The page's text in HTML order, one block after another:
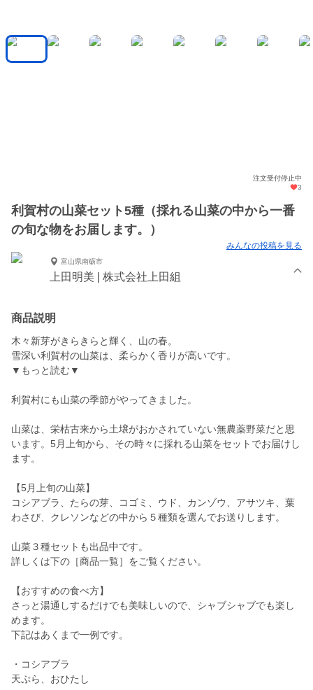
注文受付停止中
3
利賀村の山菜セット5種（採れる山菜の中から一番
の旬な物をお届します。）
みんなの投稿を見る
富山県南砺市
上田明美 | 株式会社上田組
商品説明
木々新芽がきらきらと輝く、山の春。
雪深い利賀村の山菜は、柔らかく香りが高いです。
▼もっと読む▼
利賀村にも山菜の季節がやってきました。
山菜は、栄枯古来から土壌がおかされていない無農薬野菜だと思
います。5月上旬から、その時々に採れる山菜をセットでお届けし
ます。
【5月上旬の山菜】
コシアブラ、たらの芽、コゴミ、ウド、カンゾウ、アサツキ、葉
わさび、クレソンなどの中から５種類を選んでお送りします。
山菜３種セットも出品中です。
詳しくは下の［商品一覧］をご覧ください。
【おすすめの食べ方】
さっと湯通しするだけでも美味しいので、シャブシャブでも楽し
めます。
下記はあくまで一例です。
・コシアブラ
天ぷら、おひたし